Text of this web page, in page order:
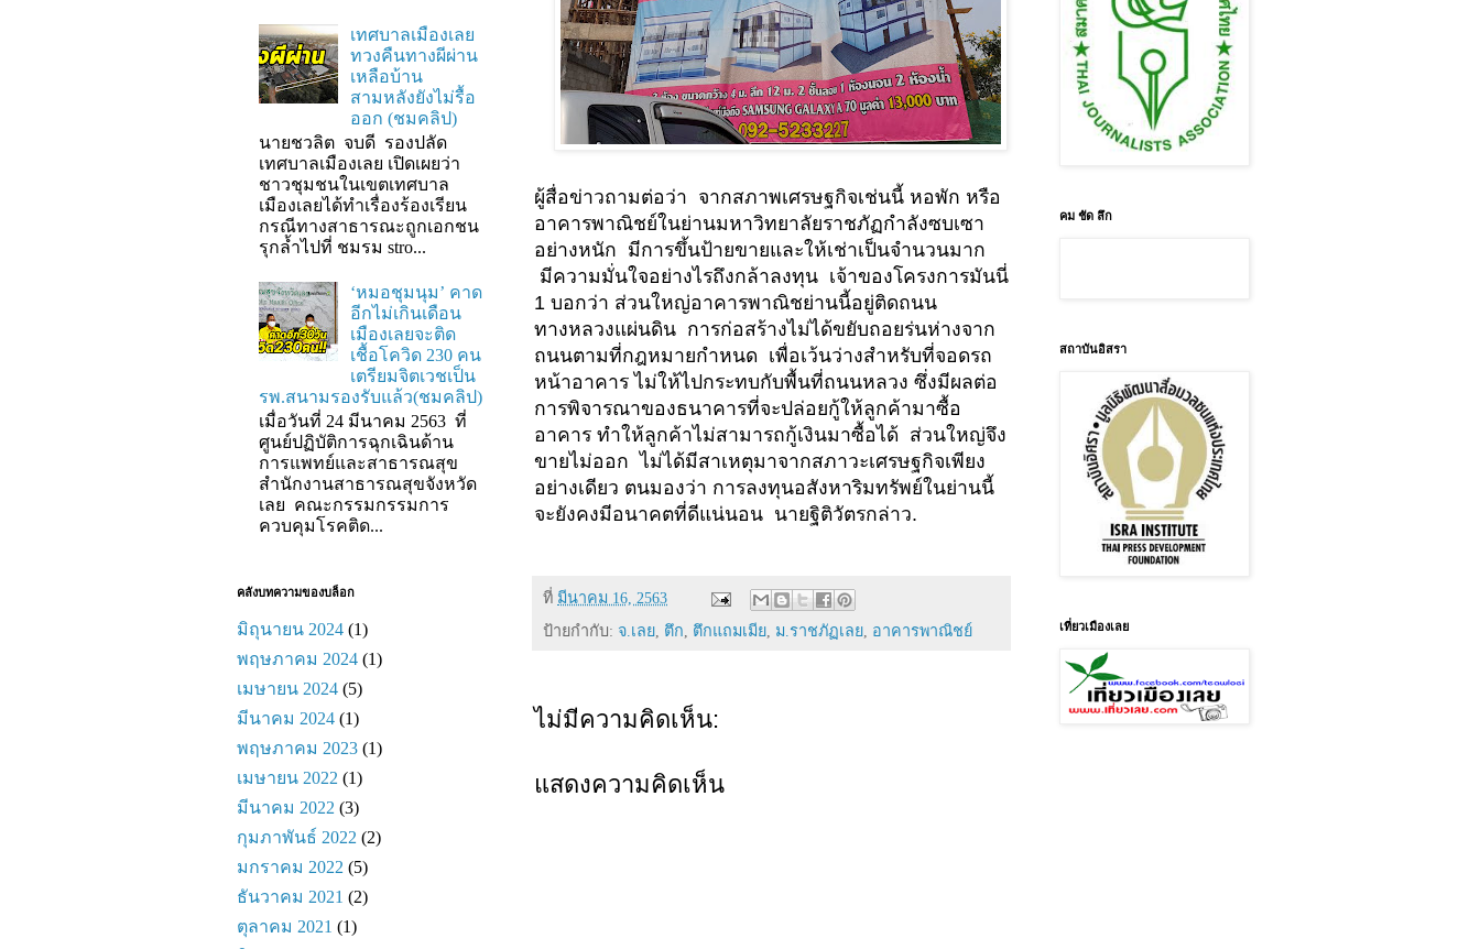
ผู้สื่อข่าวถามต่อว่า จากสภาพเศรษฐกิจเช่นนี้ หอพัก หรือ
อาคารพาณิชย์ในย่านมหาวิทยาลัยราชภัฏกำลังซบเซา
อย่างหนัก มีการขึ้นป้ายขายและให้เช่าเป็นจำนวนมาก
มีความมั่นใจอย่างไรถึงกล้าลงทุน เจ้าของโครงการมันนี่
1 บอกว่า ส่วนใหญ่อาคารพาณิชย่านนี้อยู่ติดถนน
ทางหลวงแผ่นดิน การก่อสร้างไม่ได้ขยับถอยร่นห่างจาก
ถนนตามที่กฎหมายกำหนด เพื่อเว้นว่างสำหรับที่จอดรถ
หน้าอาคาร ไม่ให้ไปกระทบกับพื้นที่ถนนหลวง ซึ่งมีผลต่อ
การพิจารณาของธนาคารที่จะปล่อยกู้ให้ลูกค้ามาซื้อ
อาคาร ทำให้ลูกค้าไม่สามารถกู้เงินมาซื้อได้ ส่วนใหญ่จึง
ขายไม่ออก ไม่ได้มีสาเหตุมาจากสภาวะเศรษฐกิจเพียง
อย่างเดียว ตนมองว่า การลงทุนอสังหาริมทรัพย์ในย่านนี้
จะยังคงมีอนาคตที่ดีแน่นอน นายฐิติวัตรกล่าว.
ที่ มีนาคม 16, 2563
ป้ายกำกับ: จ.เลย ตึก ตึกแถมเมีย ม.ราชภัฏเลย อาคารพาณิชย์
ไม่มีความคิดเห็น:
แสดงความคิดเห็น
เทศบาลเมืองเลย
ทวงคืนทางผีผ่าน
เหลือบ้าน
สามหลังยังไม่รื้อ
ออก (ชมคลิป)
นายชวลิต จบดี รองปลัด
เทศบาลเมืองเลย เปิดเผยว่า
ชาวชุมชนในเขตเทศบาล
เมืองเลยได้ทำเรื่องร้องเรียน
กรณีทางสาธารณะถูกเอกชน
รุกล้ำไปที่ ชมรม stro...
‘หมอชุมนุม’ คาด
อีกไม่เกินเดือน
เมืองเลยจะติด
เชื้อโควิด 230 คน
เตรียมจิตเวชเป็น
รพ.สนามรองรับแล้ว(ชมคลิป)
เมื่อวันที่ 24 มีนาคม 2563 ที่
ศูนย์ปฏิบัติการฉุกเฉินด้าน
การแพทย์และสาธารณสุข
สำนักงานสาธารณสุขจังหวัด
เลย คณะกรรมกรรมการ
ควบคุมโรคติด...
คลังบทความของบล็อก
มิถุนายน 2024 (1)
พฤษภาคม 2024 (1)
เมษายน 2024 (5)
มีนาคม 2024 (1)
พฤษภาคม 2023 (1)
เมษายน 2022 (1)
มีนาคม 2022 (3)
กุมภาพันธ์ 2022 (2)
มกราคม 2022 (5)
ธันวาคม 2021 (2)
ตุลาคม 2021 (1)
คม ชัด ลึก
สถาบันอิสรา
เที่ยวเมืองเลย